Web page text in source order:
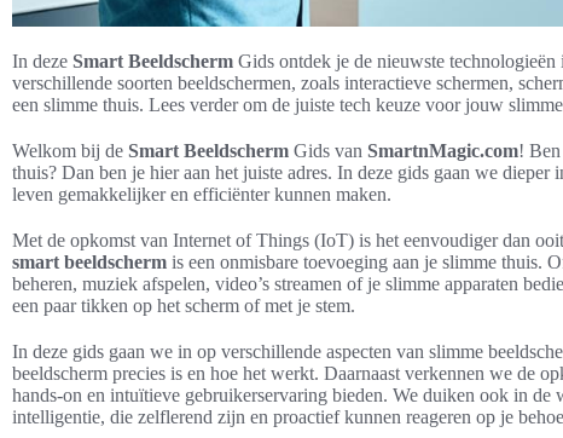
In deze Smart Beeldscherm Gids ontdek je de nieuwste
verschillende soorten beeldschermen, zoals interactieve schermen,
een slimme thuis. Lees verder om de juiste tech keuze voor jouw
Welkom bij de Smart Beeldscherm Gids van SmartnMagic.com!
thuis? Dan ben je hier aan het juiste adres. In deze gids gaan we
leven gemakkelijker en efficiënter kunnen maken.
Met de opkomst van Internet of Things (IoT) is het eenvoudiger dan
smart beeldscherm is een onmisbare toevoeging aan je slimme thuis.
beheren, muziek afspelen, video’s streamen of je slimme apparaten
een paar tikken op het scherm of met je stem.
In deze gids gaan we in op verschillende aspecten van slimme
beeldscherm precies is en hoe het werkt. Daarnaast verkennen we de
hands-on en intuïtieve gebruikerservaring bieden. We duiken ook in de
intelligentie, die zelflerend zijn en proactief kunnen reageren op je